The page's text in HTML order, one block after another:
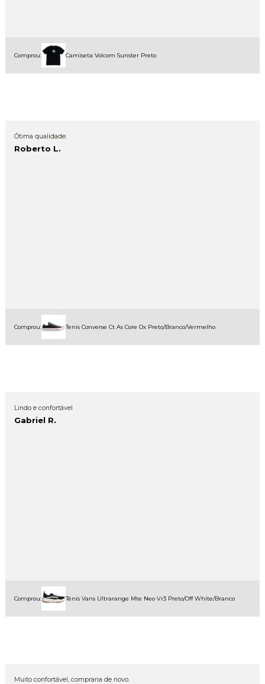
Comprou: Camiseta Volcom Sunster Preto
Ótima qualidade.
Roberto L.
Comprou: Tenis Converse Ct As Core Ox Preto/Branco/Vermelho
Lindo e confortável
Gabriel R.
Comprou: Tênis Vans Ultrarange Mte Neo Vr3 Preto/Off White/Branco
Muito confortável, compraria de novo.